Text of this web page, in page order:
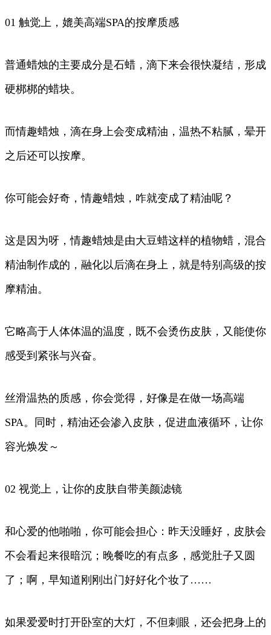
01 触觉上，媲美高端SPA的按摩质感
普通蜡烛的主要成分是石蜡，滴下来会很快凝结，形成
硬梆梆的蜡块。
而情趣蜡烛，滴在身上会变成精油，温热不粘腻，晕开
之后还可以按摩。
你可能会好奇，情趣蜡烛，咋就变成了精油呢？
这是因为呀，情趣蜡烛是由大豆蜡这样的植物蜡，混合
精油制作成的，融化以后滴在身上，就是特别高级的按
摩精油。
它略高于人体体温的温度，既不会烫伤皮肤，又能使你
感受到紧张与兴奋。
丝滑温热的质感，你会觉得，好像是在做一场高端
SPA。同时，精油还会渗入皮肤，促进血液循环，让你
容光焕发～
02 视觉上，让你的皮肤自带美颜滤镜
和心爱的他啪啪，你可能会担心：昨天没睡好，皮肤会
不会看起来很暗沉；晚餐吃的有点多，感觉肚子又圆
了；啊，早知道刚刚出门好好化个妆了……
如果爱爱时打开卧室的大灯，不但刺眼，还会把身上的